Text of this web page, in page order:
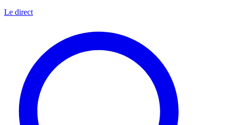
Le direct